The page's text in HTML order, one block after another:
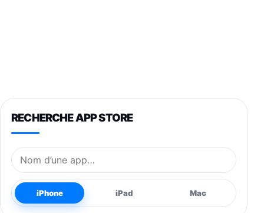
RECHERCHE APP STORE
Nom de l’application
iPhone iPad Mac